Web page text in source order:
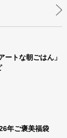
ートな朝ごはん」
年ご褒美福袋